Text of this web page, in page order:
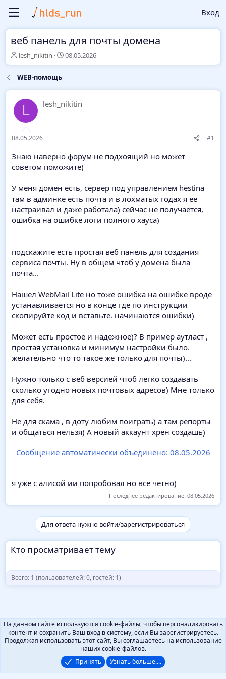
Вход
веб панель для почты домена
А
в
о
р
т
м
lesh_nikitin
Д
а
н
а
ч
08.05.2026
WEB-помощь
L lesh_nikitin
08.05.2026 #1
Знаю наверно форум не подхоящий но может
советом поможите)
У меня домен есть, сервер под управлением hestina
там в админке есть почта и в лохматых годах я ее
настраивал и даже работала) сейчас не получается,
ошибка на ошибке логи полного хауса)
подскажите есть простая веб панель для создания
сервиса почты. Ну в общем чтоб у домена была
почта...
Нашел WebMail Lite но тоже ошибка на ошибке вроде
устанавливается но в конце где по инструкции
скопируйте код и вставьте. начинаются ошибки)
Может есть простое и надежное)? В пример аутласт ,
простая установка и минимум настройки было.
желательно что то такое же только для почты)...
Нужно только с веб версией чтоб легко создавать
сколько угодно новых почтовых адресов) Мне только
для себя.
Не для скама , в доту любим поиграть) а там репорты
и общаться нельзя) А новый аккаунт хрен создашь)
Сообщение автоматически объединено: 08.05.2026
я уже с алисой ии попробовал но все четно)
Последнее редактирование: 08.05.2026
Для ответа нужно войти/зарегистрироваться
Кто просматривает тему
Всего: 1 (пользователей: 0, гостей: 1)
Помощь Локализация от XenForo.Info
На данном сайте используются cookie-файлы, чтобы персонализировать
контент и сохранить Ваш вход в систему, если Вы зарегистрируетесь.
Продолжая использовать этот сайт, Вы соглашаетесь на использование
наших cookie-файлов.
Принять
Узнать больше....